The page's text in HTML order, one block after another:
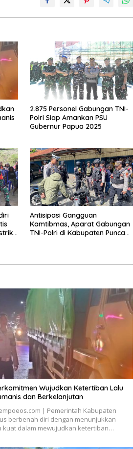
2.875 Personel Gabungan TNI-
Polri Siap Amankan PSU
Gubernur Papua 2025
Antisipasi Gangguan
Kamtibmas, Aparat Gabungan
TNI-Polri di Kabupaten Puncak
Wujudkan Ketertiban Lalu
dan Berkelanjutan
| Pemerintah Kabupaten
berbenah diri dengan menunjukkan
kuat dalam mewujudkan ketertiban…